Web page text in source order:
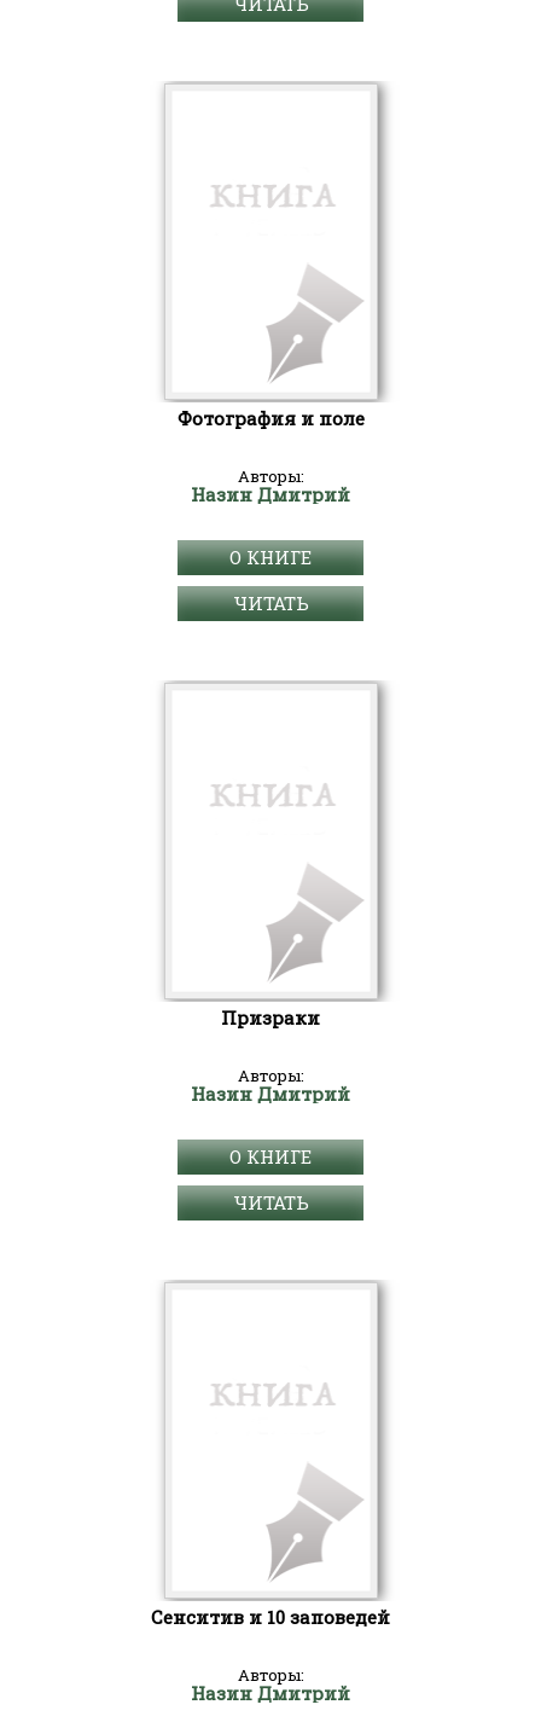
Фотография и поле
Авторы:
Назин Дмитрий
О КНИГЕ
ЧИТАТЬ
Призраки
Авторы:
Назин Дмитрий
О КНИГЕ
ЧИТАТЬ
Сенситив и 10 заповедей
Авторы:
Назин Дмитрий